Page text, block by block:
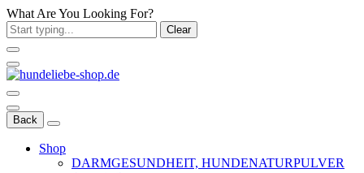
What Are You Looking For?
Clear
Back
Shop
DARMGESUNDHEIT, HUNDENATURPULVER